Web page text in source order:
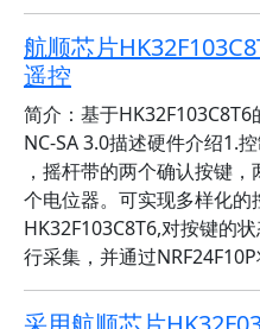
航顺芯片
遥控
简介：基于HK32F103C8T6
NC-SA 3.0描述硬件介绍1.
，摇杆带的两个确认按键
个电位器。可实现多样化
HK32F103C8T6,对按键的
行采集，并通过